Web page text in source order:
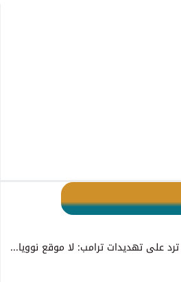
ترد على تهديدات ترامب: لا موقع نوويا...